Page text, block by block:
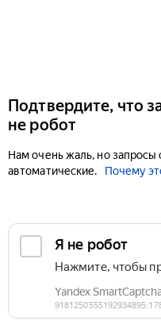
Подтвердите, что
не робот
Нам очень жаль, но запросы
автоматические.
Почему